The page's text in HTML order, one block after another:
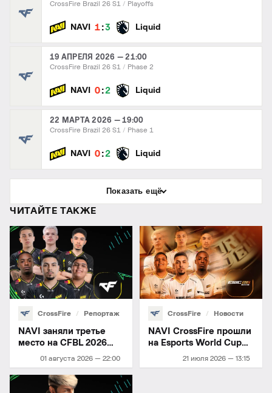
CrossFire Brazil 26 S1 Playoffs
NAVI 1 :3 Liquid
19 АПРЕЛЯ 2026 — 21:00
CrossFire Brazil 26 S1 Phase 2
NAVI 0 :2 Liquid
22 МАРТА 2026 — 19:00
CrossFire Brazil 26 S1 Phase 1
NAVI 0 :2 Liquid
Показать ещё
ЧИТАЙТЕ ТАКЖЕ
CrossFire Репортаж
01 августа 2026 — 22:00
NAVI заняли третье
место на CFBL 2026
Season 2
CrossFire Новости
21 июля 2026 — 13:15
NAVI CrossFire прошли
на Esports World Cup